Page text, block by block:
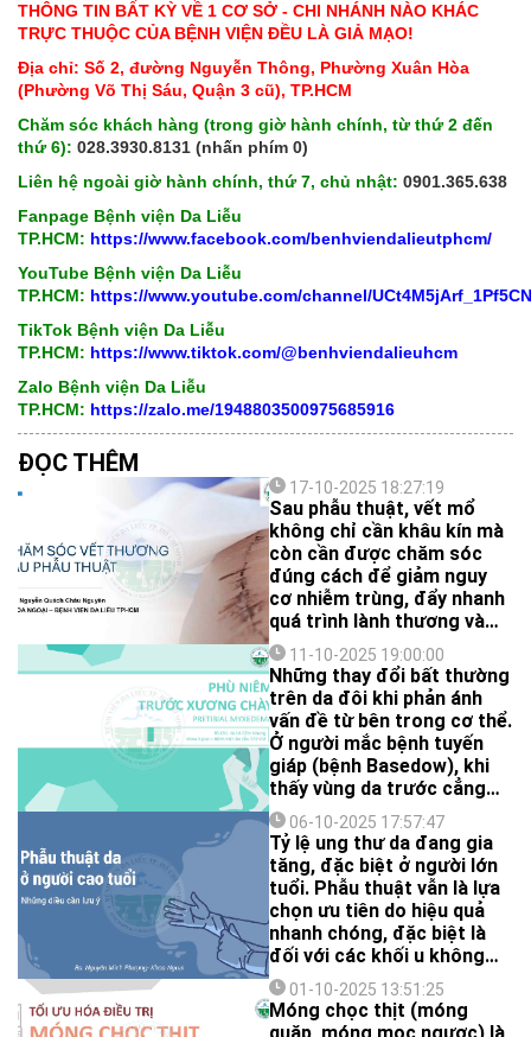
THÔNG TIN BẤT KỲ VỀ 1 CƠ SỞ - CHI NHÁNH NÀO KHÁC
TRỰC THUỘC CỦA BỆNH VIỆN ĐỀU LÀ GIẢ MẠO!
Địa chỉ: Số 2, đường Nguyễn Thông, Phường Xuân Hòa
(Phường Võ Thị Sáu, Quận 3 cũ), TP.HCM
Chăm sóc khách hàng (trong giờ hành chính, từ thứ 2 đến
thứ 6): 028.3930.8131 (nhấn phím 0)
Liên hệ ngoài giờ hành chính, thứ 7, chủ nhật: 0901.365.638
Fanpage Bệnh viện Da Liễu
TP.HCM: https://www.facebook.com/benhviendalieutphcm/
YouTube Bệnh viện Da Liễu
TP.HCM: https://www.youtube.com/channel/
TikTok Bệnh viện Da Liễu
TP.HCM: https://www.tiktok.com/@benhviendalieuhcm
Zalo Bệnh viện Da Liễu
TP.HCM: https://zalo.me/1948803500975685916
ĐỌC THÊM
17-10-2025 18:27:19
Sau phẫu thuật, vết mổ
không chỉ cần khâu kín mà
còn cần được chăm sóc
đúng cách để giảm nguy
cơ nhiễm trùng, đẩy nhanh
quá trình lành thương và
giúp mô tái tạo tự nhiên,
hạn chế hình thành sẹo xấu.
11-10-2025 19:00:00
Những thay đổi bất thường
trên da đôi khi phản ánh
vấn đề từ bên trong cơ thể.
Ở người mắc bệnh tuyến
giáp (bệnh Basedow), khi
thấy vùng da trước cẳng
chân sưng cứng và sần như
vỏ cam, đó có thể là dấu
hiệu của “phù niêm trước
xương chày”. Nhận biết
sớm giúp người bệnh được
điều trị kịp thời và hiệu quả
hơn.
06-10-2025 17:57:47
Tỷ lệ ung thư da đang gia
tăng, đặc biệt ở người lớn
tuổi. Phẫu thuật vẫn là lựa
chọn ưu tiên do hiệu quả
nhanh chóng, đặc biệt là
đối với các khối u không
phải melanoma. Tuy nhiên,
với bệnh nhân cao tuổi, việc
chăm sóc trước, trong và
01-10-2025 13:51:25
Móng chọc thịt (móng